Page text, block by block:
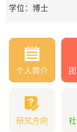
学位：博士
个人简介
研究方向